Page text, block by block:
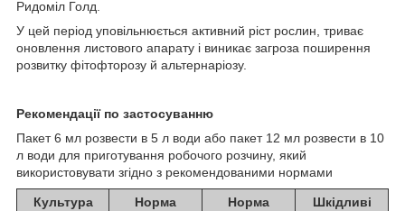
Ридоміл Голд.
У цей період уповільнюється активний ріст рослин, триває
оновлення листового апарату і виникає загроза поширення
розвитку фітофторозу й альтернаріозу.
Рекомендації по застосуванню
Пакет 6 мл розвести в 5 л води або пакет 12 мл розвести в 10
л води для приготування робочого розчину, який
використовувати згідно з рекомендованими нормами
Культура
Норма
Норма
Шкідливі